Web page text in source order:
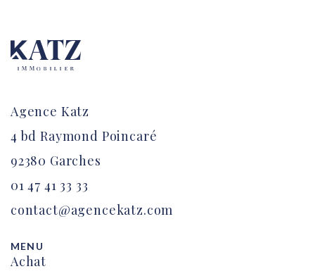
Agence Katz
4 bd Raymond Poincaré
92380 Garches
01 47 41 33 33
contact@agencekatz.com
MENU
Achat